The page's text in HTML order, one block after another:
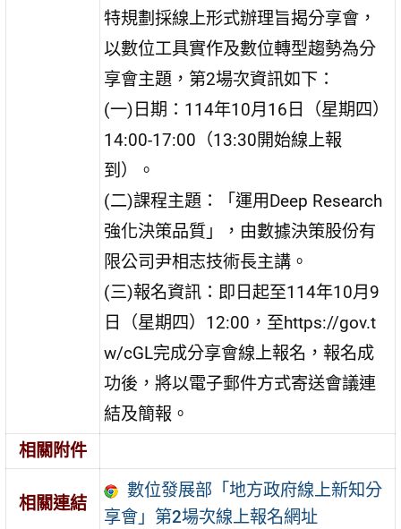
特規劃採線上形式辦理旨揭分享會，
以數位工具實作及數位轉型趨勢為分
享會主題，第2場次資訊如下：
(一)日期：114年10月16日（星期四）
14:00-17:00（13:30開始線上報
到）。
(二)課程主題：「運用Deep Research
強化決策品質」，由數據決策股份有
限公司尹相志技術長主講。
(三)報名資訊：即日起至114年10月9
日（星期四）12:00，至https://gov.t
w/cGL完成分享會線上報名，報名成
功後，將以電子郵件方式寄送會議連
結及簡報。
相關附件
相關連結
數位發展部「地方政府線上新知分
享會」第2場次線上報名網址